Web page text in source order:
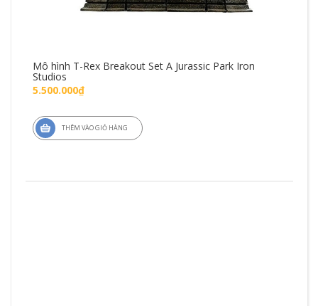
Mô hình T-Rex Breakout Set A Jurassic Park Iron
Studios
5.500.000₫
THÊM VÀO GIỎ HÀNG